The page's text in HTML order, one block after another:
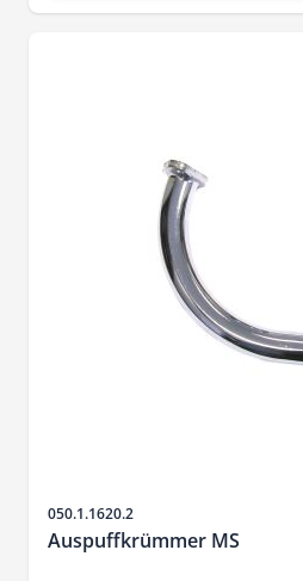
Artikelnr.
050.1.1620.2
Auspuffkrümmer MS